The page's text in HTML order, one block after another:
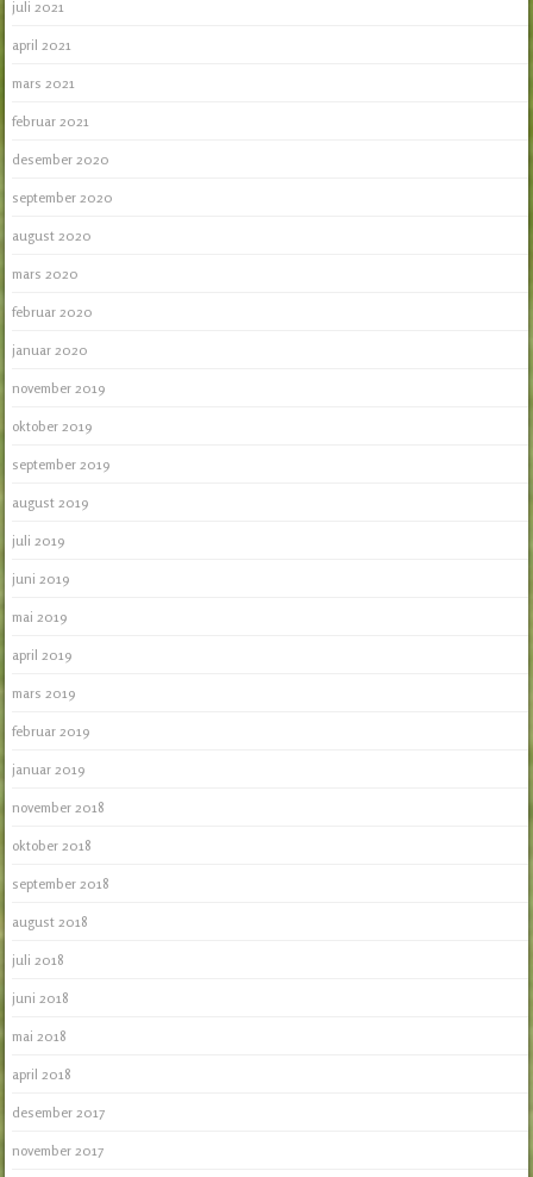
juli 2021
april 2021
mars 2021
februar 2021
desember 2020
september 2020
august 2020
mars 2020
februar 2020
januar 2020
november 2019
oktober 2019
september 2019
august 2019
juli 2019
juni 2019
mai 2019
april 2019
mars 2019
februar 2019
januar 2019
november 2018
oktober 2018
september 2018
august 2018
juli 2018
juni 2018
mai 2018
april 2018
desember 2017
november 2017